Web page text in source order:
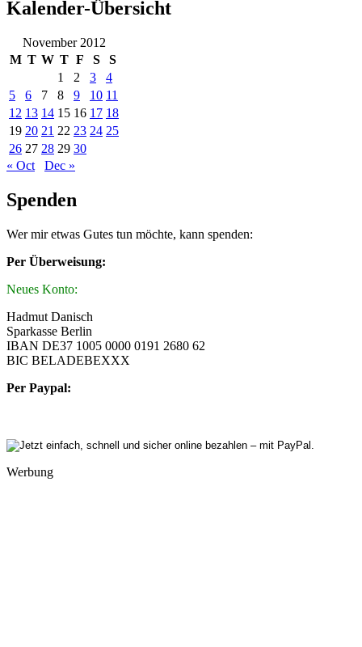
Kalender-Übersicht
November 2012
M T W T F S
S
1
2 3
4
5
6 7 8 9 10 11
12 13 14 15 16 17 18
19 20 21 22 23 24 25
26 27 28 29 30
« Oct
Dec »
Spenden
Wer mir etwas Gutes tun möchte, kann spenden:
Per Überweisung:
Neues Konto:
Hadmut Danisch
Sparkasse Berlin
IBAN DE37 1005 0000 0191 2680 62
BIC BELADEBEXXX
Per Paypal:
Werbung